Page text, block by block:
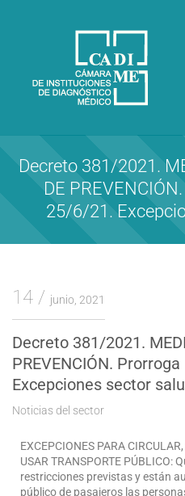
CA.DI.ME.
Cámara de Instituciones de
Decreto 381/2021.
DE
25/6/21.
14 junio, 2021
Decreto 381/2021.
PREVENCIÓN.
Excepciones sector
Noticias del sector
EXCEPCIONES PARA
USAR TRANSPORTE PÚBLICO:
restricciones previstas y están
público de pasajeros las